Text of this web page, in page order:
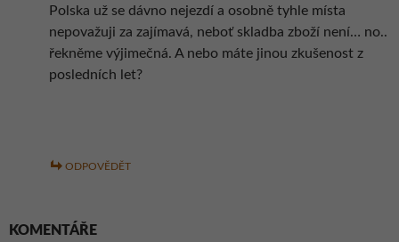
Polska už se dávno nejezdí a osobně tyhle místa
nepovažuji za zajímavá, neboť skladba zboží není… no..
řekněme výjimečná. A nebo máte jinou zkušenost z
posledních let?
ODPOVĚDĚT
KOMENTÁŘE